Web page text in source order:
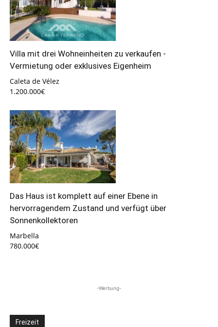
Villa mit drei Wohneinheiten zu verkaufen -
Vermietung oder exklusives Eigenheim
Caleta de Vélez
1.200.000€
Das Haus ist komplett auf einer Ebene in
hervorragendem Zustand und verfügt über
Sonnenkollektoren
Marbella
780.000€
-Werbung-
Freizeit